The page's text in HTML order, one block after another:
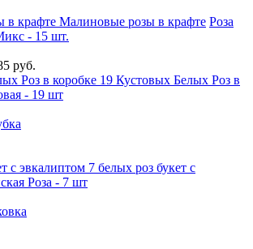
Малиновые розы в крафте Роза
- 15 шт.
руб.
19 Кустовых Белых Роз в
- 19 шт
7 белых роз букет с
Роза - 7 шт